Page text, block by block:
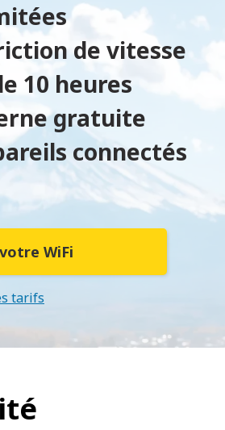
de vitesse
10 heures
gratuite
connectés
WiFi
tarifs